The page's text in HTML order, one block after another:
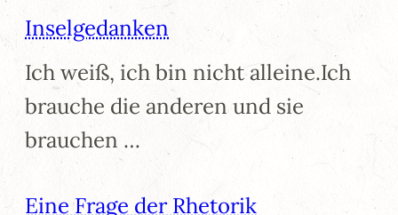
Inselgedanken
Ich weiß, ich bin nicht alleine.Ich
brauche die anderen und sie
brauchen …
Eine Frage der Rhetorik